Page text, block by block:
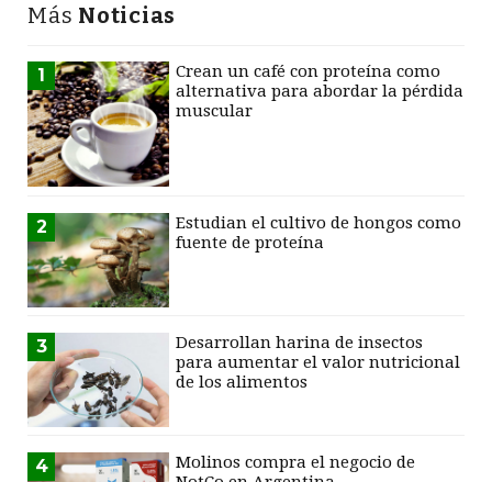
Más Noticias
1
Crean un café con proteína como
alternativa para abordar la pérdida
muscular
2
Estudian el cultivo de hongos como
fuente de proteína
3
Desarrollan harina de insectos
para aumentar el valor nutricional
de los alimentos
4
Molinos compra el negocio de